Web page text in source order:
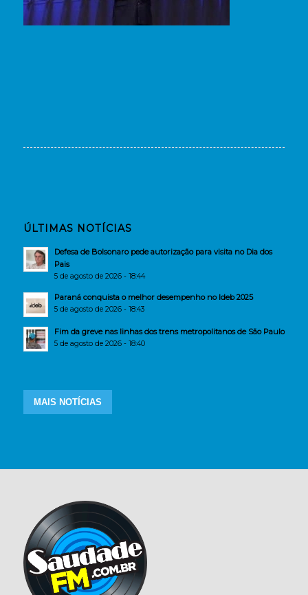
ÚLTIMAS NOTÍCIAS
Defesa de Bolsonaro pede autorização para visita no Dia dos
Pais
5 de agosto de 2026 - 18:44
Paraná conquista o melhor desempenho no Ideb 2025
5 de agosto de 2026 - 18:43
Fim da greve nas linhas dos trens metropolitanos de São Paulo
5 de agosto de 2026 - 18:40
MAIS NOTÍCIAS